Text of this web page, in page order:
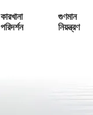
কারখানা
পরিদর্শন
গুণমান
নিয়ন্ত্রণ